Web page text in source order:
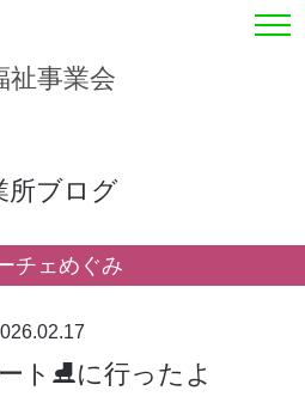
祉事業会
所ブログ
チェめぐみ
ト⛸に行ったよ